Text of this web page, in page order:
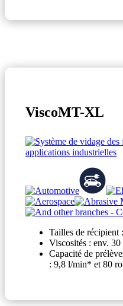
ViscoMT-XL
Tailles de récipient
Viscosités : env.
Capacité de
: 9,8 l/min* et 80